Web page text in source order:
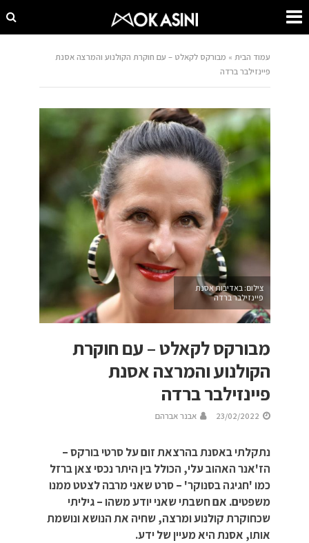
עמוד הבית » מבורקס לקאלט – עם חוקרת הקולנוע והמרצה אסנת
פיינזילבר ברדה
צילום: באדיבות אסנת
פיינזילבר ברדה
מבורקס לקאלט – עם חוקרת
הקולנוע והמרצה אסנת
פיינזילבר ברדה
23/02/2022 אבנר אברהם
נתקלתי באסנת בהרצאת זום על סרטי בורקס –
הז'אנר האהוב עלי, הכולל בין היתר נכסי צאן ברזל
כמו 'חגיגה בסנוקר' – סרט שאני מרבה לצטט ממנו
משפטים. אם חשבתי שאני יודע משהו – גיליתי
שכחוקרת קולנוע ומרצה, שחיה את הנושא ונושמת
אותו, אסנת היא מעיין של ידע.